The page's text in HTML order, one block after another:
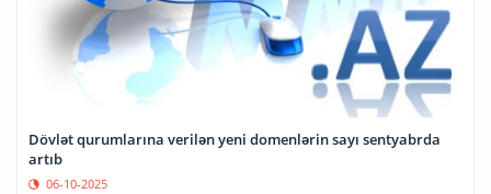
Dövlət qurumlarına verilən yeni domenlərin sayı sentyabrda
artıb
06-10-2025